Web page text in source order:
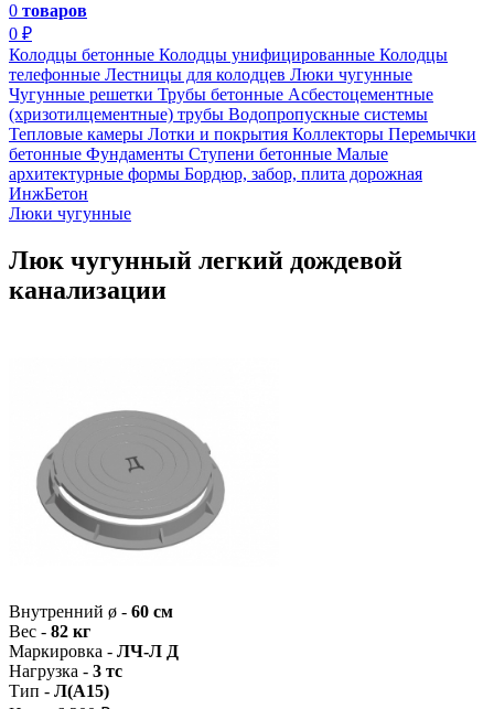
0 товаров
0 ₽
Колодцы бетонные Колодцы унифицированные Колодцы
телефонные Лестницы для колодцев Люки чугунные
Чугунные решетки Трубы бетонные Асбестоцементные
(хризотилцементные) трубы Водопропускные системы
Тепловые камеры Лотки и покрытия Коллекторы Перемычки
бетонные Фундаменты Ступени бетонные Малые
архитектурные формы Бордюр, забор, плита дорожная
ИнжБетон
Люки чугунные
Люк чугунный легкий дождевой
канализации
Внутренний ø - 60 см
Вес - 82 кг
Маркировка - ЛЧ-Л Д
Нагрузка - 3 тс
Тип - Л(А15)